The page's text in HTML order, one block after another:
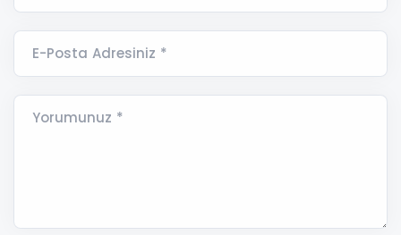
E-Posta Adresiniz *
Yorumunuz *